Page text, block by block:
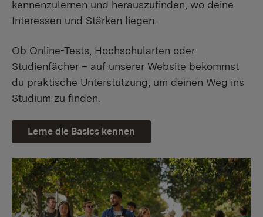
kennenzulernen und herauszufinden, wo deine
Interessen und Stärken liegen.
Ob Online-Tests, Hochschularten oder
Studienfächer – auf unserer Website bekommst
du praktische Unterstützung, um deinen Weg ins
Studium zu finden.
Lerne die Basics kennen